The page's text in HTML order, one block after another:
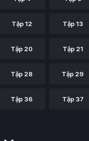
Tập 12 Tập 13
Tập 20 Tập 21
Tập 28 Tập 29
Tập 36 Tập 37